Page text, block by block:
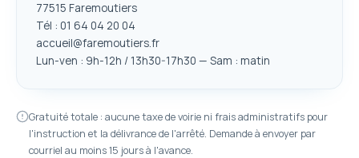
77515 Faremoutiers
Tél : 01 64 04 20 04
accueil@faremoutiers.fr
Lun-ven : 9h-12h / 13h30-17h30 — Sam : matin
Gratuité totale : aucune taxe de voirie ni frais administratifs pour
l'instruction et la délivrance de l'arrêté. Demande à envoyer par
courriel au moins 15 jours à l'avance.